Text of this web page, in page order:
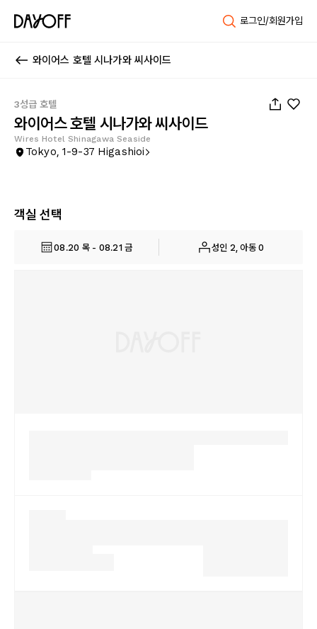
로그인/회원가입
와이어스 호텔 시나가와 씨사이드
3성급 호텔
와이어스 호텔 시나가와 씨사이드
Wires Hotel Shinagawa Seaside
Tokyo, 1-9-37 Higashioi
객실 선택
08.20 목 - 08.21 금 성인 2, 아동 0